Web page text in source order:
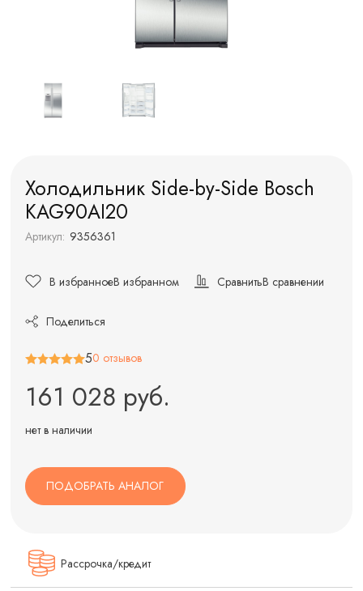
Холодильник Side-by-Side Bosch
KAG90AI20
Артикул: 9356361
В избранноеВ избранном СравнитьВ сравнении
Поделиться
50 отзывов
161 028 руб.
нет в наличии
ПОДОБРАТЬ АНАЛОГ
Рассрочка/кредит